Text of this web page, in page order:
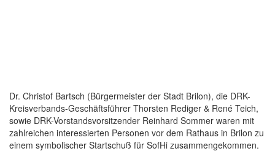
Dr. Christof Bartsch (Bürgermeister der Stadt Brilon), die DRK-
Kreisverbands-Geschäftsführer Thorsten Rediger & René Teich,
sowie DRK-Vorstandsvorsitzender Reinhard Sommer waren mit
zahlreichen interessierten Personen vor dem Rathaus in Brilon zu
einem symbolischer Startschuß für SofHi zusammengekommen.